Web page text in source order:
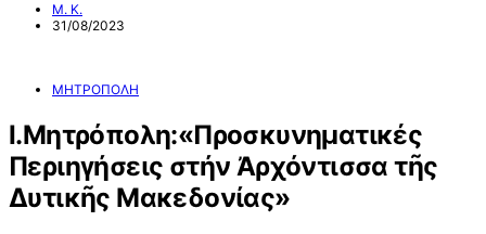
Μ. Κ.
31/08/2023
ΜΗΤΡΟΠΟΛΗ
I.Μητρόπολη:«Προσκυνηματικές
Περιηγήσεις στήν Ἀρχόντισσα τῆς
Δυτικῆς Μακεδονίας»